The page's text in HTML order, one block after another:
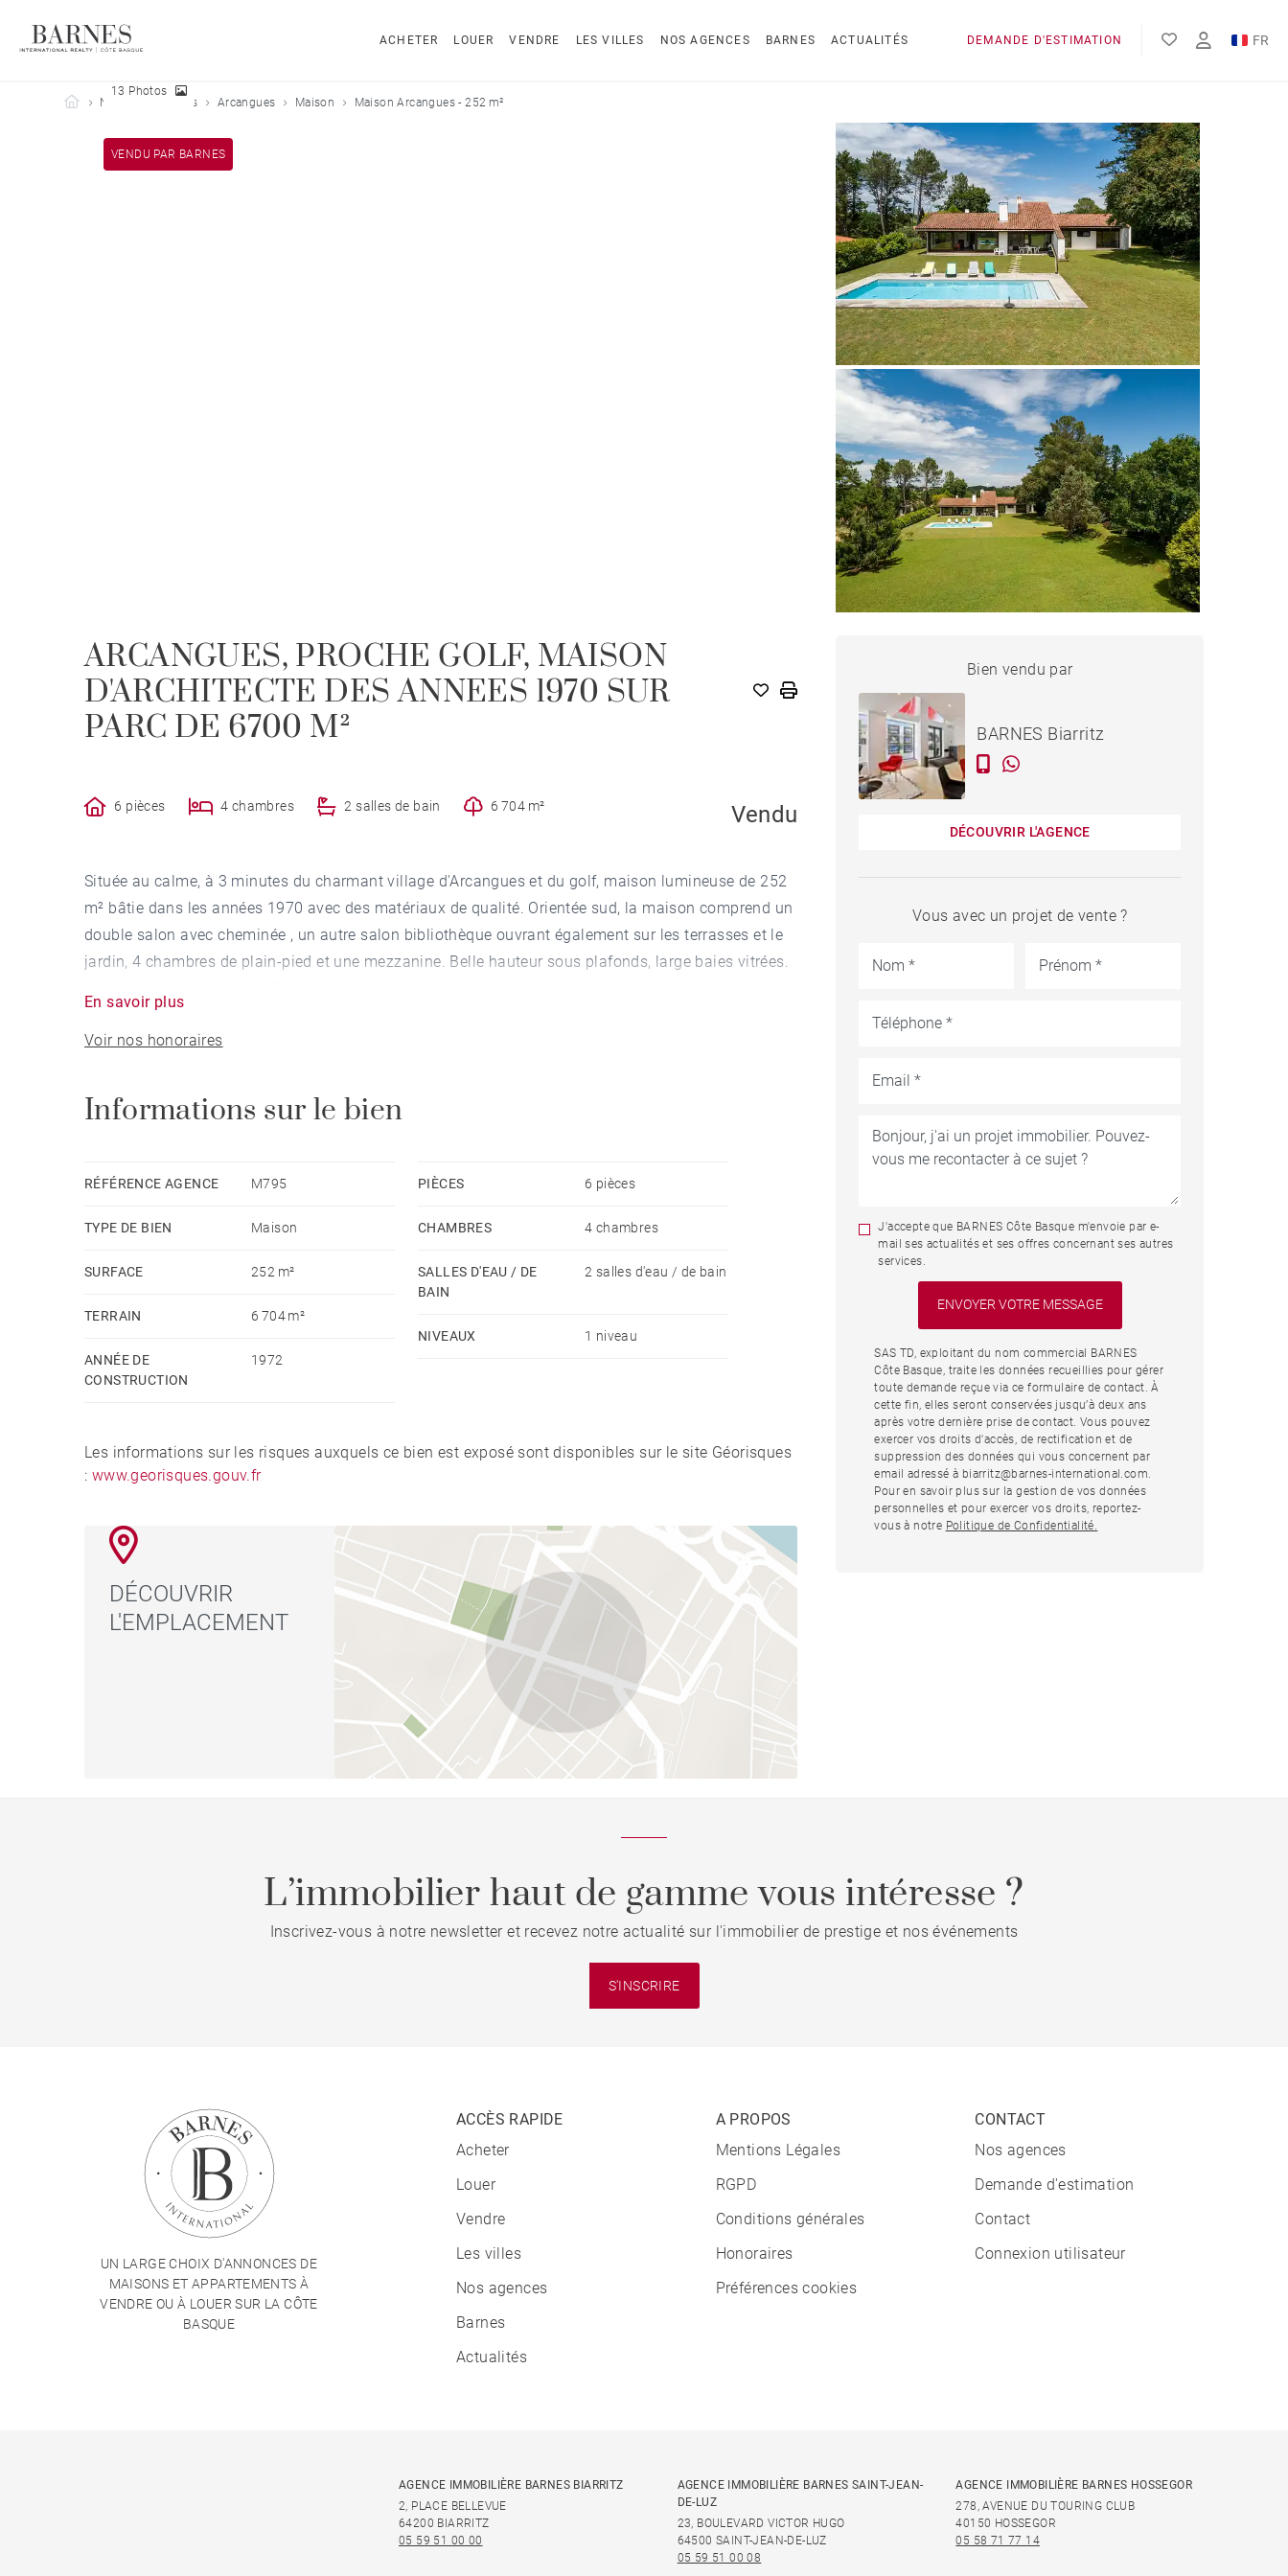
ACHETER LOUER VENDRE LES VILLES NOS AGENCES BARNES ACTUALITÉS DEMANDE D'ESTIMATION FR
EN
Barnes Côte Basque
Nos biens vendus Arcangues Maison Maison Arcangues - 252 m²
VENDU PAR BARNES
13 Photos
ARCANGUES, PROCHE GOLF, MAISON
D'ARCHITECTE DES ANNEES 1970 SUR
PARC DE 6700 M²
6 pièces 4 chambres 2 salles de bain 6 704 m² Vendu
Située au calme, à 3 minutes du charmant village d'Arcangues et du golf, maison lumineuse de 252
m² bâtie dans les années 1970 avec des matériaux de qualité. Orientée sud, la maison comprend un
double salon avec cheminée , un autre salon bibliothèque ouvrant également sur les terrasses et le
jardin, 4 chambres de plain-pied et une mezzanine. Belle hauteur sous plafonds, large baies vitrées.
maison offre un très fort potentiel, à seulement 10 minutes des plages et du centre ville de Biarritz.
En savoir plus
Voir nos honoraires
Informations sur le bien
RÉFÉRENCE AGENCE M795
TYPE DE BIEN Maison
SURFACE 252 m²
TERRAIN 6 704 m²
ANNÉE DE
CONSTRUCTION
1972
PIÈCES 6 pièces
CHAMBRES 4 chambres
SALLES D'EAU / DE
BAIN
2 salles d'eau / de bain
NIVEAUX 1 niveau
Les informations sur les risques auxquels ce bien est exposé sont disponibles sur le site Géorisques
: www.georisques.gouv.fr
DÉCOUVRIR
L'EMPLACEMENT
MAISON ARCANGUES -
252 M²
Bien vendu par
BARNES Biarritz
DÉCOUVRIR L'AGENCE
Vous avec un projet de vente ?
J'accepte que BARNES Côte Basque m'envoie par e-
mail ses actualités et ses offres concernant ses autres
services.
SAS TD, exploitant du nom commercial BARNES
Côte Basque, traite les données recueillies pour gérer
toute demande reçue via ce formulaire de contact. À
cette fin, elles seront conservées jusqu’à deux ans
après votre dernière prise de contact. Vous pouvez
exercer vos droits d'accès, de rectification et de
suppression des données qui vous concernent par
email adressé à biarritz@barnes-international.com.
Pour en savoir plus sur la gestion de vos données
personnelles et pour exercer vos droits, reportez-
vous à notre Politique de Confidentialité.
L’immobilier haut de gamme vous intéresse ?
Inscrivez-vous à notre newsletter et recevez notre actualité sur l'immobilier de prestige et nos événements
S'INSCRIRE
UN LARGE CHOIX D'ANNONCES DE
MAISONS ET APPARTEMENTS À
VENDRE OU À LOUER SUR LA CÔTE
BASQUE
ACCÈS RAPIDE
Acheter
Louer
Vendre
Les villes
Nos agences
Barnes
Actualités
A PROPOS
Mentions Légales
RGPD
Conditions générales
Honoraires
Préférences cookies
CONTACT
Nos agences
Demande d'estimation
Contact
Connexion utilisateur
AGENCE IMMOBILIÈRE BARNES BIARRITZ
2, PLACE BELLEVUE
64200 BIARRITZ
05 59 51 00 00
AGENCE IMMOBILIÈRE BARNES SAINT-JEAN-
DE-LUZ
23, BOULEVARD VICTOR HUGO
64500 SAINT-JEAN-DE-LUZ
05 59 51 00 08
AGENCE IMMOBILIÈRE BARNES HOSSEGOR
278, AVENUE DU TOURING CLUB
40150 HOSSEGOR
05 58 71 77 14